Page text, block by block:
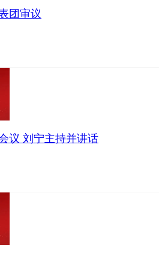
团审议
议 刘宁主持并讲话